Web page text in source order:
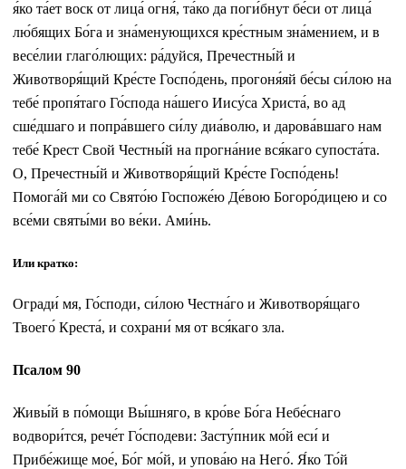
я́ко та́ет воск от лица́ огня́, та́ко да поги́бнут бе́си от лица́
лю́бящих Бо́га и зна́менующихся кре́стным зна́мением, и в
весе́лии глаго́лющих: ра́дуйся, Пречестны́й и
Животворя́щий Кре́сте Госпо́день, прогоня́яй бе́сы си́лою на
тебе́ пропя́таго Го́спода на́шего Иису́са Христа́, во ад
сше́дшаго и попра́вшего си́лу диа́волю, и дарова́вшаго нам
тебе́ Крест Свой Честны́й на прогна́ние вся́каго супоста́та.
О, Пречестны́й и Животворя́щий Кре́сте Госпо́день!
Помога́й ми со Свято́ю Госпоже́ю Де́вою Богоро́дицею и со
все́ми святы́ми во ве́ки. Ами́нь.
Или кратко:
Огради́ мя, Го́споди, си́лою Честна́го и Животворя́щаго
Твоего́ Креста́, и сохрани́ мя от вся́каго зла.
Псалом 90
Живы́й в по́мощи Вы́шняго, в кро́ве Бо́га Небе́снаго
водвори́тся, рече́т Го́сподеви: Засту́пник мо́й еси́ и
Прибе́жище мое́, Бо́г мо́й, и упова́ю на Него́. Я́ко То́й